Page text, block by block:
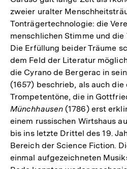
zweier uralter
Tonträgertechnologie: die
menschlichen Stimme und die
Die Erfüllung beider Träume
dem Feld der Literatur
die Cyrano de Bergerac in
(1657) beschrieb, als auch
Trompetentöne, die in
Münchhausen (1786) erst
einem russischen Wirtshaus
bis ins letzte Drittel des 19.
Bereich der Science Fiction.
einmal aufgezeichneten